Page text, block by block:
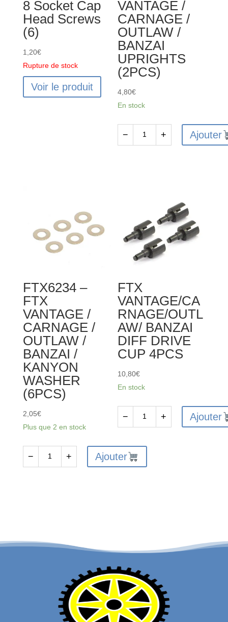
BEVEL
GEARS
SMALL
8 Socket Cap
Head Screws
(6)
1,20€
Rupture de stock
Voir le produit
VANTAGE /
CARNAGE /
OUTLAW /
BANZAI
UPRIGHTS
(2PCS)
4,80€
En stock
CARNAGE
OUTLAW
BANZAI
UPRIGHTS
(2PCS)
− + Ajouter
FTX6234 –
FTX
VANTAGE /
CARNAGE /
OUTLAW /
BANZAI /
KANYON
WASHER
(6PCS)
2,05€
Plus que 2 en stock
/
− + Ajouter
FTX
VANTAGE/CA
RNAGE/OUTL
AW/ BANZAI
DIFF DRIVE
CUP 4PCS
10,80€
En stock
FTX
VANTAGE/CARNAGE/OUTLAW/
− + Ajouter